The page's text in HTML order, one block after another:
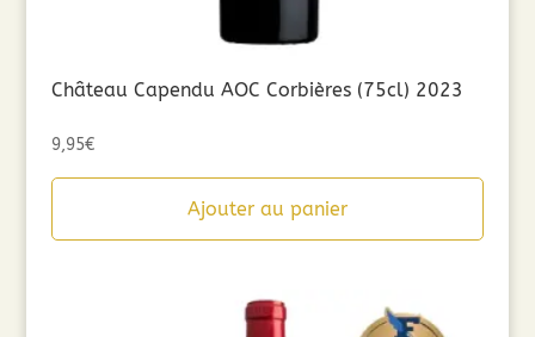
Château Capendu AOC Corbières (75cl) 2023
9,95€
Ajouter au panier